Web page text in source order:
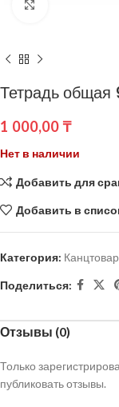
Тетрадь общая
1 000,00 ₸
Нет в наличии
Добавить для
Добавить в
Категория:
Поделиться:
Отзывы (0)
Только
публиковать отзывы.